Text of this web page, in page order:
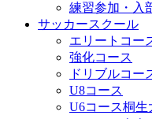
練習参加・入
サッカースクール
エリートコー
強化コース
ドリブルコー
U8コース
U6コース桐生